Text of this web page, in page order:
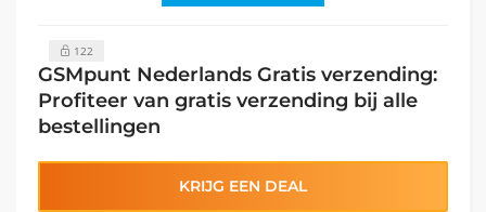
122
GSMpunt Nederlands Gratis verzending:
Profiteer van gratis verzending bij alle
bestellingen
KRIJG EEN DEAL